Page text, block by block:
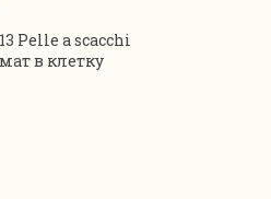
Pelle a scacchi
в клетку